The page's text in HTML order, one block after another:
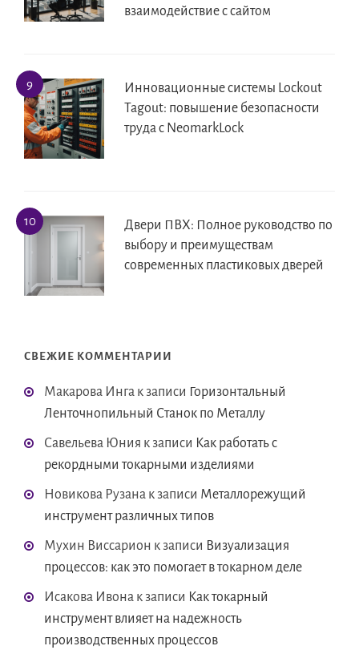
взаимодействие с сайтом
Инновационные системы Lockout
Tagout: повышение безопасности
труда с NeomarkLock
Двери ПВХ: Полное руководство по
выбору и преимуществам
современных пластиковых дверей
СВЕЖИЕ КОММЕНТАРИИ
Макарова Инга к записи Горизонтальный
Ленточнопильный Станок по Металлу
Савельева Юния к записи Как работать с
рекордными токарными изделиями
Новикова Рузана к записи Металлорежущий
инструмент различных типов
Мухин Виссарион к записи Визуализация
процессов: как это помогает в токарном деле
Исакова Ивона к записи Как токарный
инструмент влияет на надежность
производственных процессов